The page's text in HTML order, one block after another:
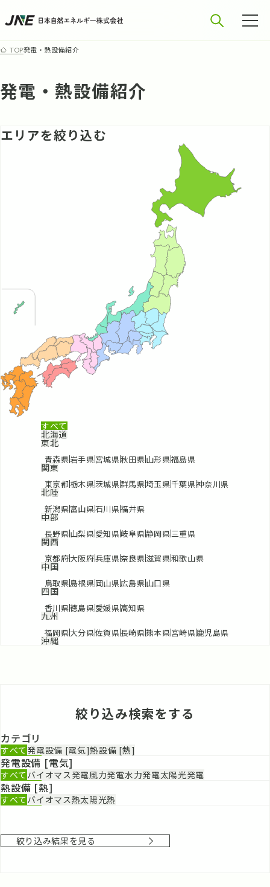
TOP発電・熱設備紹介
発電・熱設備紹介
エリアを絞り込む
すべて
北海道
東北
青森県岩手県宮城県秋田県山形県福島県
関東
東京都栃木県茨城県群馬県埼玉県千葉県神奈川県
北陸
新潟県富山県石川県福井県
中部
長野県山梨県愛知県岐阜県静岡県三重県
関西
京都府大阪府兵庫県奈良県滋賀県和歌山県
中国
鳥取県島根県岡山県広島県山口県
四国
香川県徳島県愛媛県高知県
九州
福岡県大分県佐賀県長崎県熊本県宮崎県鹿児島県
沖縄
絞り込み検索をする
カテゴリ
すべて 発電設備 [電気]熱設備 [熱]
発電設備 [電気]
すべて バイオマス発電風力発電水力発電太陽光発電
熱設備 [熱]
すべて バイオマス熱太陽光熱
絞り込み結果を見る